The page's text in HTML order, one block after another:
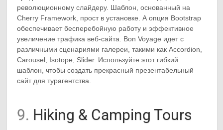
революционному слайдеру. Шаблон, основанный на
Cherry Framework, прост в установке. А опция Bootstrap
обеспечивает бесперебойную работу и эффективное
увеличение трафика веб-сайта. Bon Voyage идет с
различными сценариями галереи, такими как Accordion,
Carousel, Isotope, Slider. Используйте этот гибкий
шаблон, чтобы создать прекрасный презентабельный
сайт для турагентства.
9. Hiking & Camping Tours